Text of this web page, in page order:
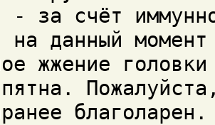
за счёт
на данный момент
жжение